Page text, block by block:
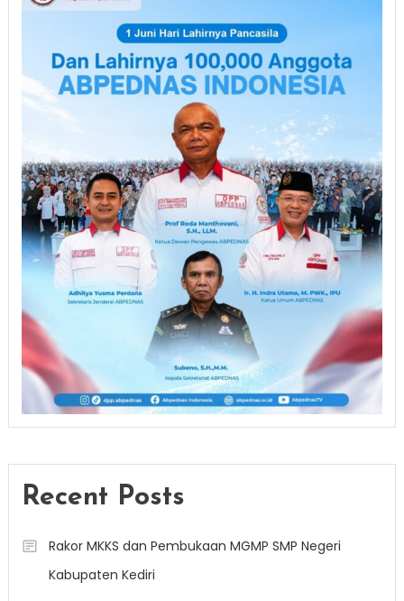
Recent Posts
Rakor MKKS dan Pembukaan MGMP SMP Negeri
Kabupaten Kediri